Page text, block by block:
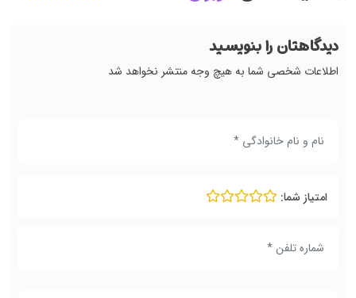
دیدگاهتان را بنویسید
اطلاعات شخصی شما به هیچ وجه منتشر نخواهد شد
امتیاز شما: